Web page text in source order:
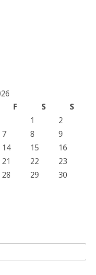
F S
S
1
2
7 8
9
14 15
16
21 22
23
28 29
30